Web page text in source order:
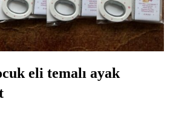
eli temalı ayak